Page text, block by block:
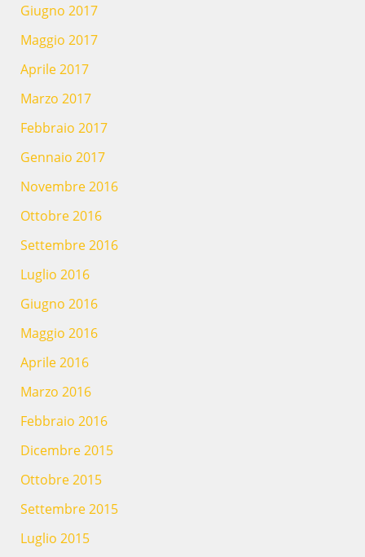
Giugno 2017
Maggio 2017
Aprile 2017
Marzo 2017
Febbraio 2017
Gennaio 2017
Novembre 2016
Ottobre 2016
Settembre 2016
Luglio 2016
Giugno 2016
Maggio 2016
Aprile 2016
Marzo 2016
Febbraio 2016
Dicembre 2015
Ottobre 2015
Settembre 2015
Luglio 2015